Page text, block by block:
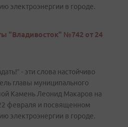
электроэнергии в городе.
"Владивосток" №742 от 24
- эти слова настойчиво
главы муниципального
Камень Леонид Макаров на
февраля и посвященном
электроэнергии в городе.